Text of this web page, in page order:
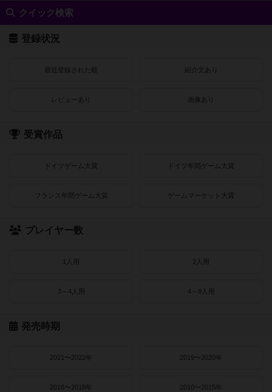
クイック検索
登録状況
最近登録された順 紹介文あり
レビューあり 画像あり
受賞作品
ドイツゲーム大賞 ドイツ年間ゲーム大賞
フランス年間ゲーム大賞 ゲームマーケット大賞
プレイヤー数
1人用 2人用
3～4人用 4～8人用
発売時期
2021〜2022年 2019〜2020年
2016〜2018年 2010〜2015年